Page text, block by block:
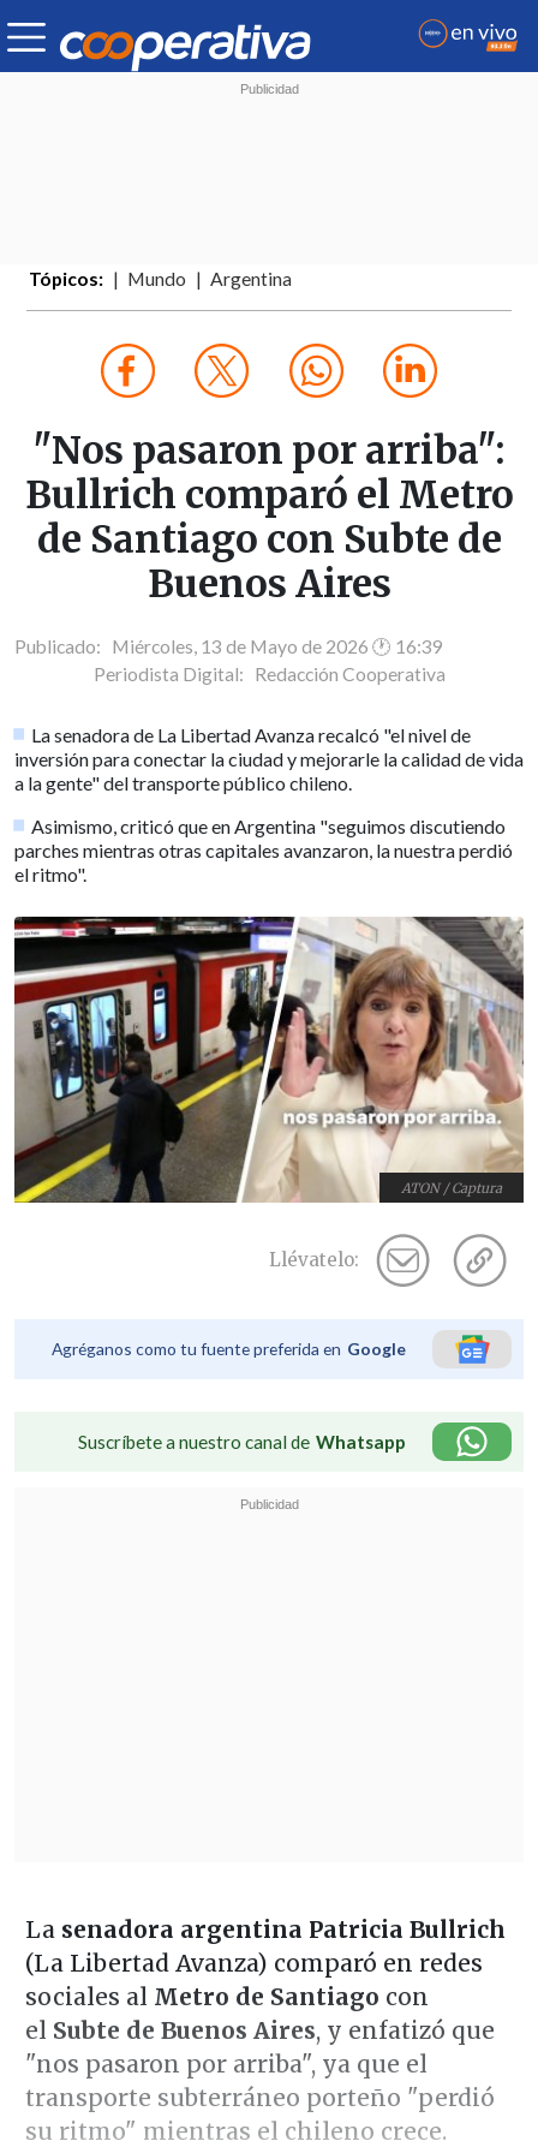
Tópicos: Mundo Argentina
"Nos pasaron por arriba":
Bullrich comparó el Metro
de Santiago con Subte de
Buenos Aires
Publicado: Miércoles, 13 de Mayo de 2026 🕐 16:39
Periodista Digital: Redacción Cooperativa
La senadora de La Libertad Avanza recalcó "el nivel de
inversión para conectar la ciudad y mejorarle la calidad de vida
a la gente" del transporte público chileno.
Asimismo, criticó que en Argentina "seguimos discutiendo
parches mientras otras capitales avanzaron, la nuestra perdió
el ritmo".
ATON / Captura
Llévatelo:
Agréganos como tu fuente preferida en Google
Suscríbete a nuestro canal de Whatsapp
La senadora argentina Patricia Bullrich
(La Libertad Avanza) comparó en redes
sociales al Metro de Santiago con
el Subte de Buenos Aires, y enfatizó que
"nos pasaron por arriba", ya que el
transporte subterráneo porteño "perdió
su ritmo" mientras el chileno crece.